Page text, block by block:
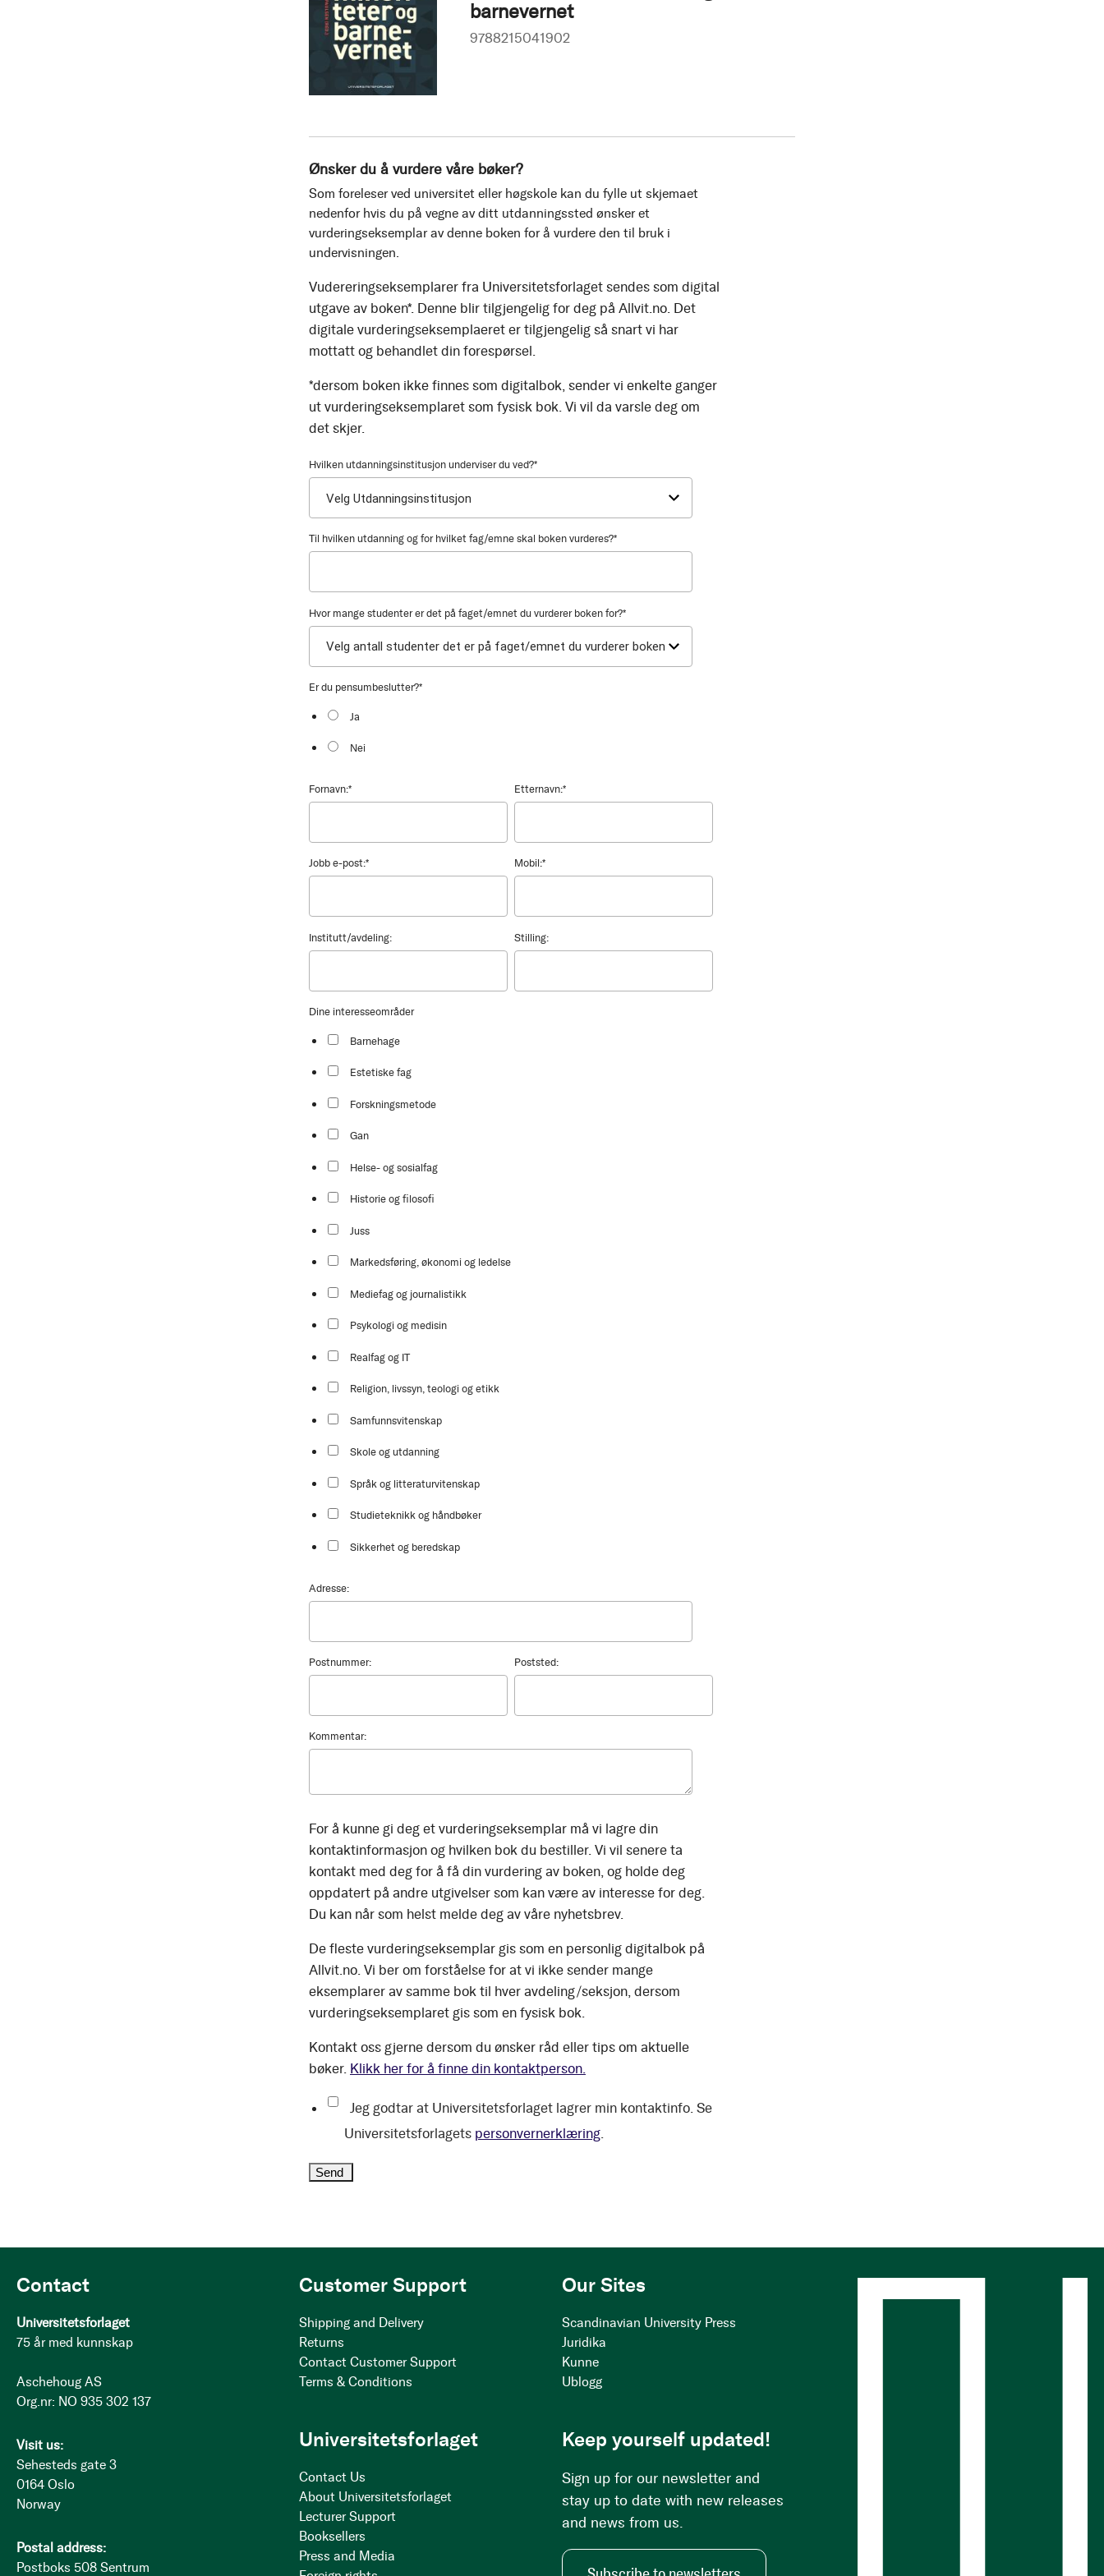
barnevernet
9788215041902
Ønsker du å vurdere våre bøker?
Som foreleser ved universitet eller høgskole kan du fylle ut skjemaet
nedenfor hvis du på vegne av ditt utdanningssted ønsker et
vurderingseksemplar av denne boken for å vurdere den til bruk i
undervisningen.
Vudereringseksemplarer fra Universitetsforlaget sendes som digital
utgave av boken*. Denne blir tilgjengelig for deg på Allvit.no. Det
digitale vurderingseksemplaeret er tilgjengelig så snart vi har
mottatt og behandlet din forespørsel.
*dersom boken ikke finnes som digitalbok, sender vi enkelte ganger
ut vurderingseksemplaret som fysisk bok. Vi vil da varsle deg om
det skjer.
Hvilken utdanningsinstitusjon underviser du ved?*
Til hvilken utdanning og for hvilket fag/emne skal boken vurderes?*
Hvor mange studenter er det på faget/emnet du vurderer boken for?*
Er du pensumbeslutter?*
Ja
Nei
Fornavn:* Etternavn:*
Jobb e-post:* Mobil:*
Institutt/avdeling: Stilling:
Dine interesseområder
Barnehage
Estetiske fag
Forskningsmetode
Gan
Helse- og sosialfag
Historie og filosofi
Juss
Markedsføring, økonomi og ledelse
Mediefag og journalistikk
Psykologi og medisin
Realfag og IT
Religion, livssyn, teologi og etikk
Samfunnsvitenskap
Skole og utdanning
Språk og litteraturvitenskap
Studieteknikk og håndbøker
Sikkerhet og beredskap
Adresse:
Postnummer: Poststed:
Kommentar:
For å kunne gi deg et vurderingseksemplar må vi lagre din
kontaktinformasjon og hvilken bok du bestiller. Vi vil senere ta
kontakt med deg for å få din vurdering av boken, og holde deg
oppdatert på andre utgivelser som kan være av interesse for deg.
Du kan når som helst melde deg av våre nyhetsbrev.
De fleste vurderingseksemplar gis som en personlig digitalbok på
Allvit.no. Vi ber om forståelse for at vi ikke sender mange
eksemplarer av samme bok til hver avdeling/seksjon, dersom
vurderingseksemplaret gis som en fysisk bok.
Kontakt oss gjerne dersom du ønsker råd eller tips om aktuelle
bøker. Klikk her for å finne din kontaktperson.
Jeg godtar at Universitetsforlaget lagrer min kontaktinfo. Se
Universitetsforlagets personvernerklæring
Contact
Universitetsforlaget
75 år med kunnskap
Aschehoug AS
Org.nr: NO 935 302 137
Visit us:
Sehesteds gate 3
0164 Oslo
Norway
Postal address:
Postboks 508 Sentrum
Customer Support
Shipping and Delivery
Returns
Contact Customer Support
Terms & Conditions
Our Sites
Scandinavian University Press
Juridika
Kunne
Ublogg
Universitetsforlaget
Contact Us
About Universitetsforlaget
Lecturer Support
Booksellers
Press and Media
Keep yourself updated!
Sign up for our newsletter and
stay up to date with new releases
and news from us.